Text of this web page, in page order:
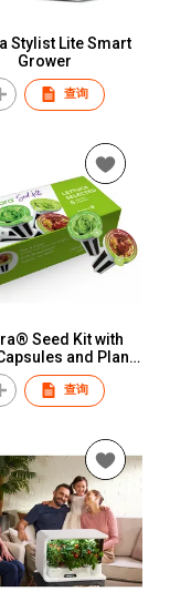
Stylist Lite Smart
Grower
查询
Seed Kit with
and Plant
Packs
查询